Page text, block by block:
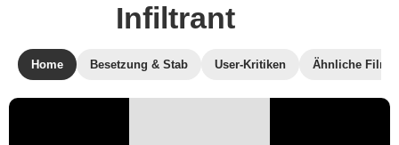
Infiltrant
Home Besetzung & Stab User-Kritiken Ähnliche Filme